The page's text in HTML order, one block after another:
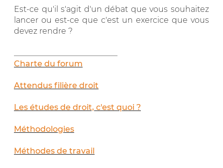
Est-ce qu'il s'agit d'un débat que vous souhaitez
lancer ou est-ce que c'est un exercice que vous
devez rendre ?
Charte du forum
Attendus filière droit
Les études de droit, c'est quoi ?
Méthodologies
Méthodes de travail